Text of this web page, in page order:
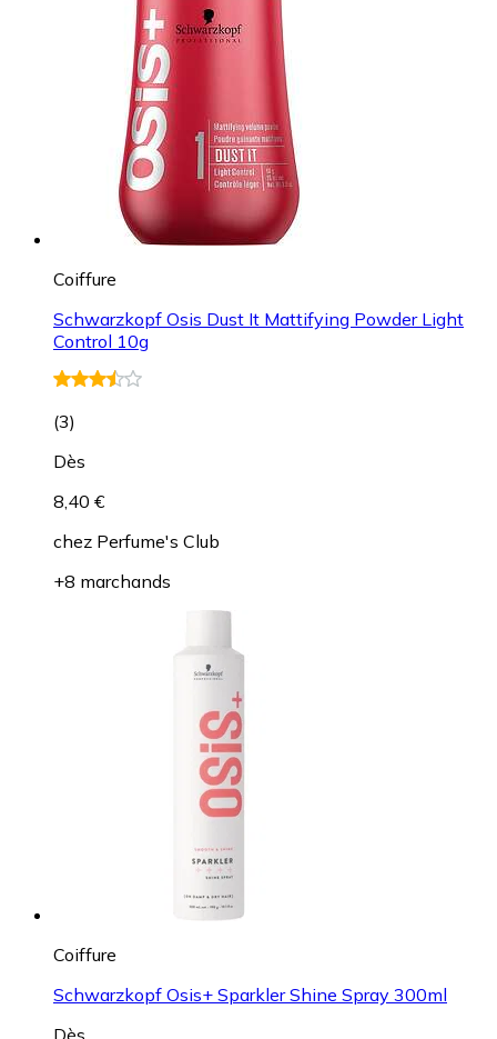
Coiffure
Schwarzkopf Osis Dust It Mattifying Powder Light
Control 10g
(3)
Dès
8,40 €
chez Perfume's Club
+8 marchands
Coiffure
Schwarzkopf Osis+ Sparkler Shine Spray 300ml